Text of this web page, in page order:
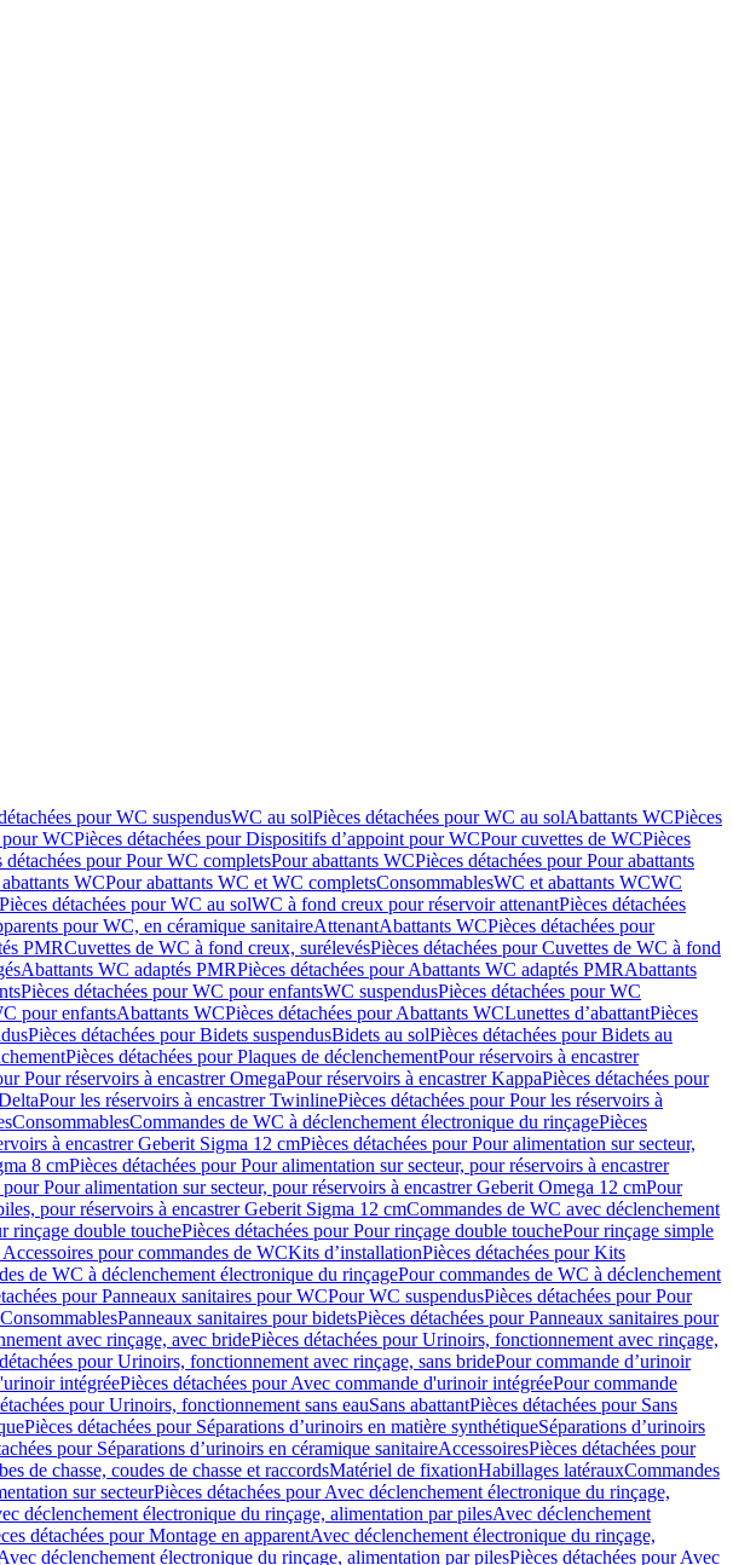
pour WC suspendusWC au solPièces détachées pour WC au solAbattants WCPièces
WCPièces détachées pour Dispositifs d’appoint pour WCPour cuvettes de WCPièces
détachées pour Pour WC completsPour abattants WCPièces détachées pour Pour abattants
WCPour abattants WC et WC completsConsommablesWC et abattants WCWC
Pièces détachées pour WC au solWC à fond creux pour réservoir attenantPièces détachées
pour WC, en céramique sanitaireAttenantAbattants WCPièces détachées pour
PMRCuvettes de WC à fond creux, surélevésPièces détachées pour Cuvettes de WC à fond
Abattants WC adaptés PMRPièces détachées pour Abattants WC adaptés PMRAbattants
Pièces détachées pour WC pour enfantsWC suspendusPièces détachées pour WC
pour enfantsAbattants WCPièces détachées pour Abattants WCLunettes d’abattantPièces
Pièces détachées pour Bidets suspendusBidets au solPièces détachées pour Bidets au
Pièces détachées pour Plaques de déclenchementPour réservoirs à encastrer
Pour réservoirs à encastrer OmegaPour réservoirs à encastrer KappaPièces détachées pour
Pour les réservoirs à encastrer TwinlinePièces détachées pour Pour les réservoirs à
ConsommablesCommandes de WC à déclenchement électronique du rinçagePièces
à encastrer Geberit Sigma 12 cmPièces détachées pour Pour alimentation sur secteur,
8 cmPièces détachées pour Pour alimentation sur secteur, pour réservoirs à encastrer
pour Pour alimentation sur secteur, pour réservoirs à encastrer Geberit Omega 12 cmPour
pour réservoirs à encastrer Geberit Sigma 12 cmCommandes de WC avec déclenchement
rinçage double touchePièces détachées pour Pour rinçage double touchePour rinçage simple
pour commandes de WCKits d’installationPièces détachées pour Kits
de WC à déclenchement électronique du rinçagePour commandes de WC à déclenchement
pour Panneaux sanitaires pour WCPour WC suspendusPièces détachées pour Pour
ConsommablesPanneaux sanitaires pour bidetsPièces détachées pour Panneaux sanitaires pour
avec rinçage, avec bridePièces détachées pour Urinoirs, fonctionnement avec rinçage,
pour Urinoirs, fonctionnement avec rinçage, sans bridePour commande d’urinoir
intégréePièces détachées pour Avec commande d'urinoir intégréePour commande
pour Urinoirs, fonctionnement sans eauSans abattantPièces détachées pour Sans
Pièces détachées pour Séparations d’urinoirs en matière synthétiqueSéparations d’urinoirs
pour Séparations d’urinoirs en céramique sanitaireAccessoiresPièces détachées pour
de chasse, coudes de chasse et raccordsMatériel de fixationHabillages latérauxCommandes
sur secteurPièces détachées pour Avec déclenchement électronique du rinçage,
déclenchement électronique du rinçage, alimentation par pilesAvec déclenchement
détachées pour Montage en apparentAvec déclenchement électronique du rinçage,
déclenchement électronique du rinçage, alimentation par pilesPièces détachées pour Avec